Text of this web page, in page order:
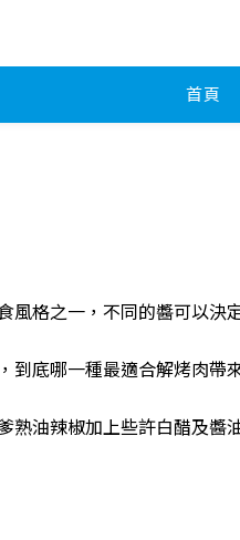
首頁
風格之一，不同的醬可以決
到底哪一種最適合解烤肉帶
熟油辣椒加上些許白醋及醬